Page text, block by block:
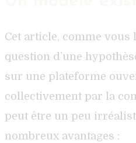
Cet article, comme vous
question d’une
sur une plateforme
collectivement par la
peut être un peu
nombreux avantages :